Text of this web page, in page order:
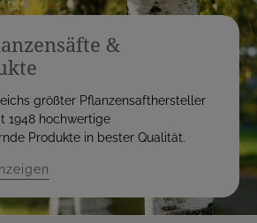
&
größter Pflanzensafthersteller
1948 hochwertige
Produkte in bester Qualität.